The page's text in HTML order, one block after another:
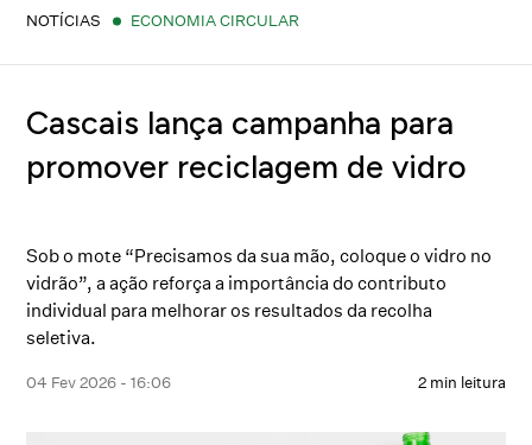
NOTÍCIAS ECONOMIA CIRCULAR
Cascais lança campanha para
promover reciclagem de vidro
Sob o mote “Precisamos da sua mão, coloque o vidro no
vidrão”, a ação reforça a importância do contributo
individual para melhorar os resultados da recolha
seletiva.
04 Fev 2026 - 16:06 2 min leitura